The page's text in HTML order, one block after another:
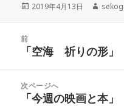
投
2019年4月13日
作
前
前
投
稿:
「空海 祈りの形」
次ページへ
次「今週の映画と本」